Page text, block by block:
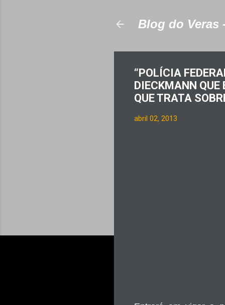
Blog do Veras
“POLÍCIA
DIECKMANN
QUE TRATA
abril 02, 2013